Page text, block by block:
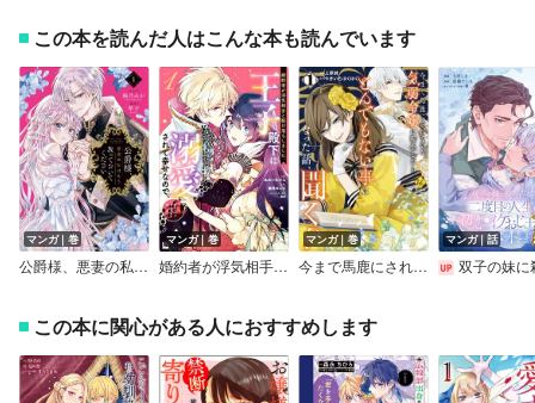
この本を読んだ人はこんな本も読んでいます
マンガ｜巻
公爵様、悪妻の私はもう放っておいてください【特典付き】
マンガ｜巻
婚約者が浮気相手と駆け落ちしました。王子殿下に溺愛されて幸せなので、今さら戻りたいと言われても困ります。
マンガ｜巻
今まで馬鹿にされていた気弱令嬢に転生したら、とんでもない事になった話、聞く？
マンガ｜話
双子の妹に殺された姉、二度目の人生は初恋のイケおじ王弟にフルベットし
この本に関心がある人におすすめします